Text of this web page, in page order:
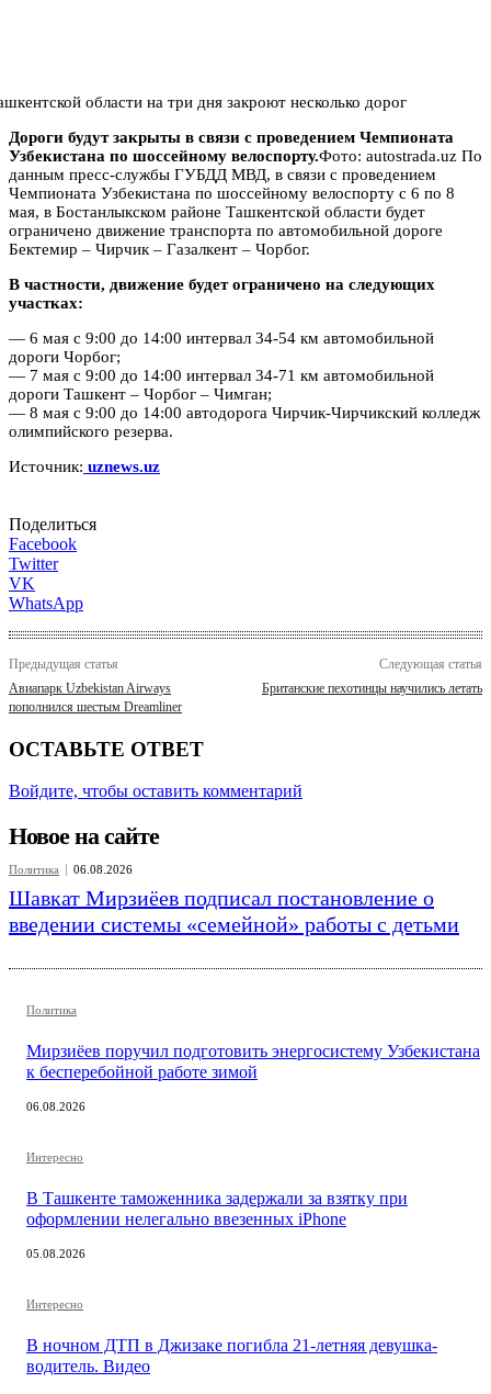
Дороги будут закрыты в связи с проведением Чемпионата
Узбекистана по шоссейному велоспорту.Фото: autostrada.uz По
данным пресс-службы ГУБДД МВД, в связи с проведением
Чемпионата Узбекистана по шоссейному велоспорту с 6 по 8
мая, в Бостанлыкском районе Ташкентской области будет
ограничено движение транспорта по автомобильной дороге
Бектемир – Чирчик – Газалкент – Чорбог.
В частности, движение будет ограничено на следующих
участках:
— 6 мая с 9:00 до 14:00 интервал 34-54 км автомобильной
дороги Чорбог;
— 7 мая с 9:00 до 14:00 интервал 34-71 км автомобильной
дороги Ташкент – Чорбог – Чимган;
— 8 мая с 9:00 до 14:00 автодорога Чирчик-Чирчикский колледж
олимпийского резерва.
Источник: uznews.uz
Поделиться
Facebook
Twitter
VK
WhatsApp
Предыдущая статья
Авиапарк Uzbekistan Airways
пополнился шестым Dreamliner
Следующая статья
Британские пехотинцы научились летать
ОСТАВЬТЕ ОТВЕТ
Войдите, чтобы оставить комментарий
Новое на сайте
Политика 06.08.2026
Шавкат Мирзиёев подписал постановление о
введении системы «семейной» работы с детьми
Политика
Мирзиёев поручил подготовить энергосистему Узбекистана
к бесперебойной работе зимой
06.08.2026
Интересно
В Ташкенте таможенника задержали за взятку при
оформлении нелегально ввезенных iPhone
05.08.2026
Интересно
В ночном ДТП в Джизаке погибла 21-летняя девушка-
водитель. Видео